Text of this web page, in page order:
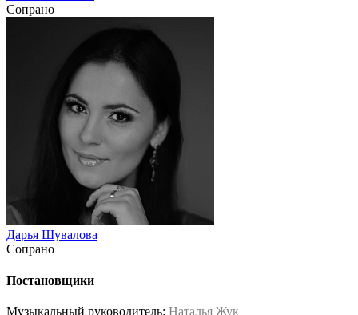
Сопрано
Дарья Шувалова
Сопрано
Постановщики
Музыкальный руководитель: Наталья Жук